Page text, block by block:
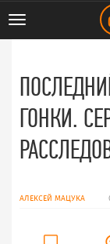
ГОНКИ.
АЛЕКСЕЙ МАЦУКА